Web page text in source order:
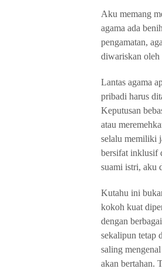
Aku memang
agama ada
pengamatan,
diwariskan oleh
Lantas agama
pribadi harus
Keputusan
atau
selalu memiliki
bersifat inklusif
suami istri, aku
Kutahu ini
kokoh kuat
dengan
sekalipun tetap
saling
akan bertahan.